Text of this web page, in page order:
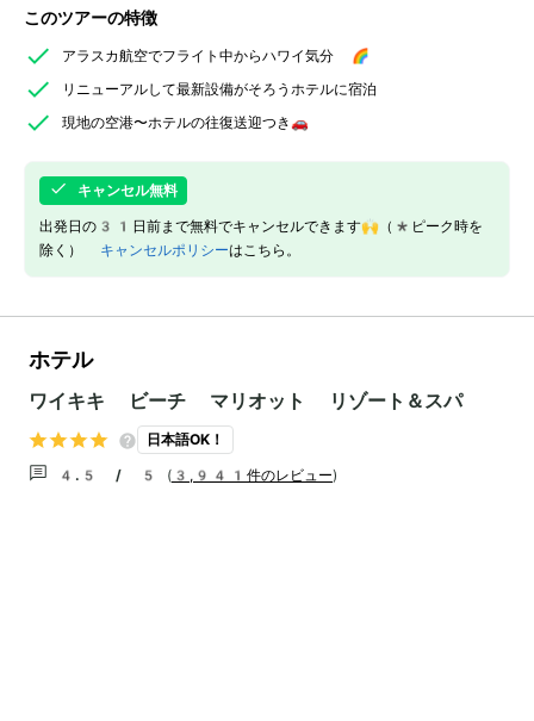
このツアーの特徴
アラスカ航空でフライト中からハワイ気分 🌈
リニューアルして最新設備がそろうホテルに宿泊
現地の空港〜ホテルの往復送迎つき🚗
キャンセル無料
出発日の31日前まで無料でキャンセルできます🙌（*ピーク時を
除く） キャンセルポリシーはこちら。
ホテル
ワイキキ ビーチ マリオット リゾート＆スパ
日本語OK！
4.5 / 5 ( 3,941件のレビュー)